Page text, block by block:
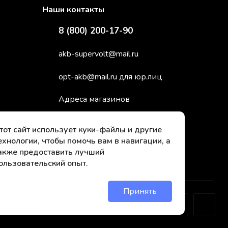
Наши контакты
8 (800) 200-17-90
akb-supervolt@mail.ru
opt-akb@mail.ru для юр.лиц
Адреса магазинов
сайт использует куки-файлы и другие
чтобы помочь вам в навигации, а
предоставить лучший
опыт.
Принять